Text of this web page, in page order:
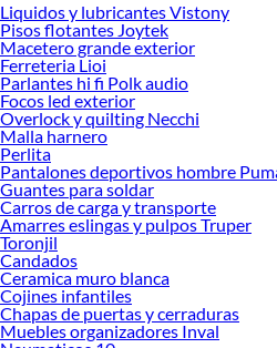
Desde remodelaciones hasta proyectos de
tus ideas realidad. ¡Visítanos y encuentra
Manillas para muebles!
Explora la variedad de productos de
Herramientas, materiales y accesorios de
renovación de espacios. ¡Visítanos y
ofrecerte!
Encuentra una amplia variedad de productos
Sodimac. Encuentra todo lo necesario para
decoración. ¡Visítanos y haz tus ideas realidad!
Liquidos y lubricantes Vistony
Pisos flotantes Joytek
Macetero grande exterior
Ferreteria Lioi
Parlantes hi fi Polk audio
Focos led exterior
Overlock y quilting Necchi
Malla harnero
Perlita
Pantalones deportivos hombre
Guantes para soldar
Carros de carga y transporte
Amarres eslingas y pulpos Truper
Toronjil
Candados
Ceramica muro blanca
Cojines infantiles
Chapas de puertas y cerraduras
Muebles organizadores Inval